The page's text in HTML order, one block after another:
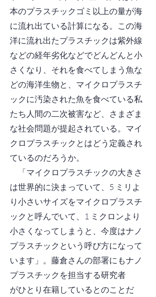
本のプラスチックゴミ以上の量が海
に流れ出ている計算になる。この海
洋に流れ出たプラスチックは紫外線
などの経年劣化などでどんどんと小
さくなり、それを食べてしまう魚な
どの海洋生物と、マイクロプラスチ
ックに汚染された魚を食べている私
たち人間の二次被害など、さまざま
な社会問題が提起されている。マイ
クロプラスチックとはどう定義され
ているのだろうか。
「マイクロプラスチックの大きさ
は世界的に決まっていて、5 ミリよ
り小さいサイズをマイクロプラスチ
ックと呼んでいて、1 ミクロンより
小さくなってしまうと、今度はナノ
プラスチックという呼び方になって
います」。藤倉さんの部署にもナノ
プラスチックを担当する研究者
がひとり在籍しているとのことだ